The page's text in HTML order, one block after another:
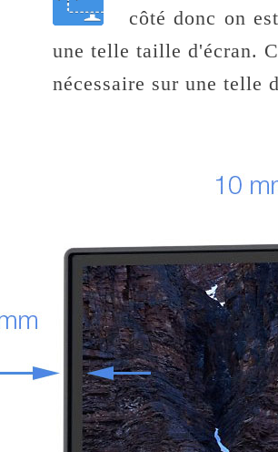
côté donc on
une telle taille d'écran.
nécessaire sur une telle